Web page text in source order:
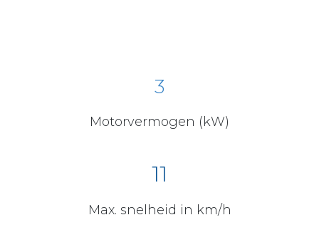
11
Max. snelheid in km/h
3
Motorvermogen (kW)